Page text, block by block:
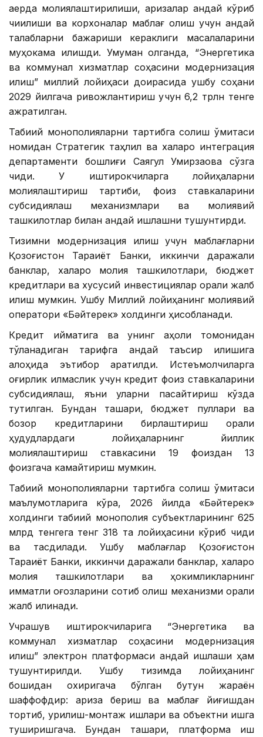
қаерда молиялаштирилиши, аризалар қандай кўриб
чиқилиши ва корхоналар маблағ олиш учун қандай
талабларни бажариши кераклиги масалаларини
муҳокама қилишди. Умуман олганда, “Энергетика
ва коммунал хизматлар соҳасини модернизация
қилиш” миллий лойиҳаси доирасида ушбу соҳани
2029 йилгача ривожлантириш учун 6,2 трлн тенге
ажратилган.
Табиий монополияларни тартибга солиш қўмитаси
номидан Стратегик таҳлил ва халқаро интеграция
департаменти бошлиғи Саягул Умирзақова сўзга
чиқди. У иштирокчиларга лойиҳаларни
молиялаштириш тартиби, фоиз ставкаларини
субсидиялаш механизмлари ва молиявий
ташкилотлар билан қандай ишлашни тушунтирди.
Тизимни модернизация қилиш учун маблағларни
Қозоғистон Тараққиёт Банки, иккинчи даражали
банклар, халқаро молия ташкилотлари, бюджет
кредитлари ва хусусий инвестициялар орқали жалб
қилиш мумкин. Ушбу Миллий лойиҳанинг молиявий
оператори «Бәйтерек» холдинги ҳисобланади.
Кредит қийматига ва унинг аҳоли томонидан
тўланадиган тарифга қандай таъсир қилишига
алоҳида эътибор қаратилди. Истеъмолчиларга
оғирлик қилмаслик учун кредит фоиз ставкаларини
субсидиялаш, яъни уларни пасайтириш кўзда
тутилган. Бундан ташқари, бюджет пуллари ва
бозор кредитларини бирлаштириш орқали
ҳудудлардаги лойиҳаларнинг йиллик
молиялаштириш ставкасини 19 фоиздан 13
фоизгача камайтириш мумкин.
Табиий монополияларни тартибга солиш қўмитаси
маълумотларига кўра, 2026 йилда «Бәйтерек»
холдинги табиий монополия субъектларининг 625
млрд тенгега тенг 318 та лойиҳасини кўриб чиқди
ва тасдиқлади. Ушбу маблағлар Қозоғистон
Тараққиёт Банки, иккинчи даражали банклар, халқаро
молия ташкилотлари ва ҳокимликларнинг
қимматли қоғозларини сотиб олиш механизми орқали
жалб қилинади.
Учрашув иштирокчиларига “Энергетика ва
коммунал хизматлар соҳасини модернизация
қилиш” электрон платформаси қандай ишлаши ҳам
тушунтирилди. Ушбу тизимда лойиҳанинг
бошидан охиригача бўлган бутун жараён
шаффофдир: ариза бериш ва маблағ йиғишдан
тортиб, қурилиш-монтаж ишлари ва объектни ишга
туширишгача. Бундан ташқари, платформа иш